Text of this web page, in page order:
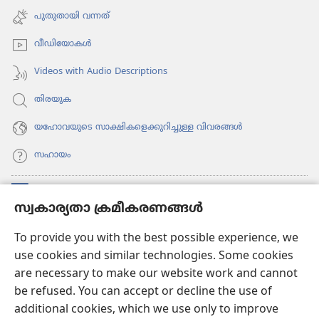
സ്വകാര്യതാ ക്രമീകരണങ്ങൾ
To provide you with the best possible experience, we
use cookies and similar technologies. Some cookies
are necessary to make our website work and cannot
be refused. You can accept or decline the use of
additional cookies, which we use only to improve
പേജ്
തുറക്കുക)
പുതുതായി വന്നത്‌
വീഡി​യോ​കൾ
Videos with Audio Descriptions
തിരയുക
യഹോവയുടെ സാക്ഷികളെക്കുറിച്ചുള്ള വിവരങ്ങൾ
സഹായം
പേജ്
വാച്ച്ടവര്‍ ഓണ്‍ലൈന്‍ ലൈബ്രറി
(പുതിയ
പേജ്
തുറക്കുക)JW ഹബ്ബ്
(പുതിയ
പേജ്
തുറക്കുക)JW ലൈ​ബ്ര​റി